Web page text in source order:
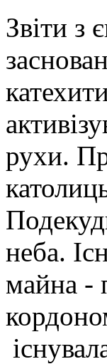
Звіти з
рухи.
неба.
майна -